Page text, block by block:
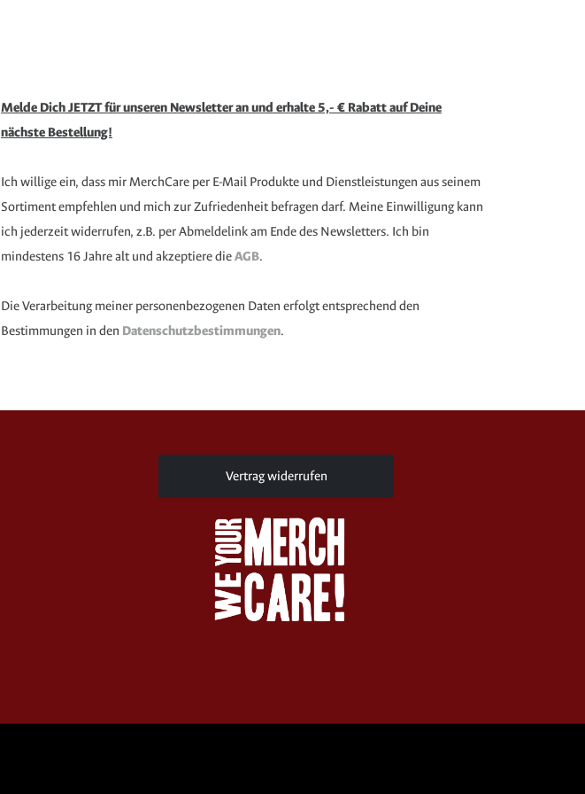
Melde Dich JETZT für unseren Newsletter an und erhalte 5,- € Rabatt auf Deine
nächste Bestellung!
Ich willige ein, dass mir MerchCare per E-Mail Produkte und Dienstleistungen aus seinem
Sortiment empfehlen und mich zur Zufriedenheit befragen darf. Meine Einwilligung kann
ich jederzeit widerrufen, z.B. per Abmeldelink am Ende des Newsletters. Ich bin
mindestens 16 Jahre alt und akzeptiere dieAGB.
Die Verarbeitung meiner personenbezogenen Daten erfolgt entsprechend den
Bestimmungen in den Datenschutzbestimmungen.
Vertrag widerrufen